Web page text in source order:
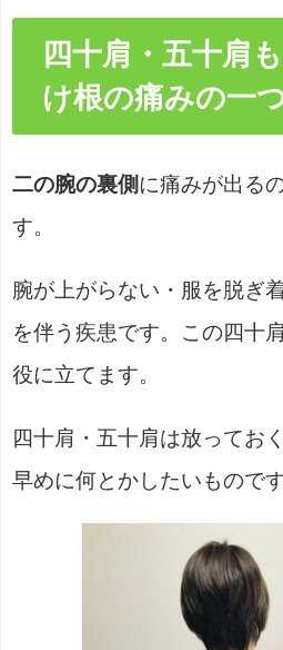
四十肩・五十肩
け根の痛みの一
二の腕の裏側 に痛みが出る
す。
腕が上がらない・服を脱ぎ
を伴う疾患です。この四十
役に立てます。
四十肩・五十肩は放ってお
早めに何とかしたいものです